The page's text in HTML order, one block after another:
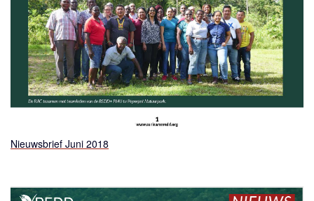
Nieuwsbrief Juni 2018